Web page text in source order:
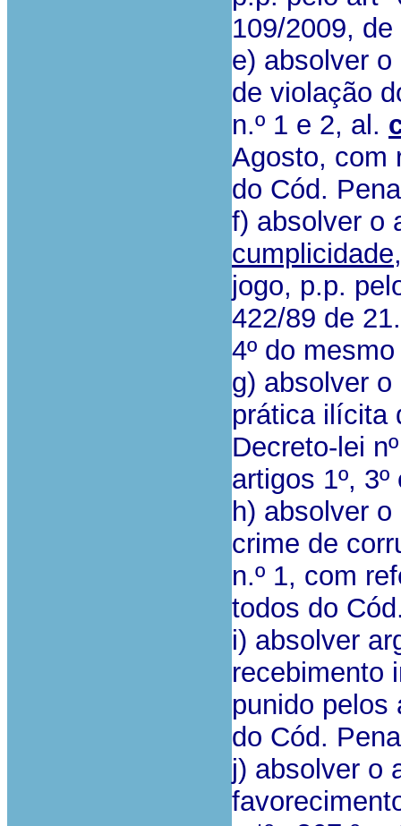
109/2009,
e) absolver
de violação
n.º 1 e 2, al.
Agosto, com
do Cód.
f) absolver o
cumplicidade
jogo, p.p.
422/89 de
4º do
g) absolver
prática ilícita
Decreto-lei
artigos 1º,
h) absolver
crime de
n.º 1, com
todos do
i) absolver
recebimento
punido pelos
do Cód.
j) absolver o